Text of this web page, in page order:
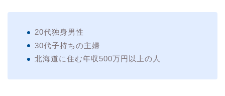
20代独身男性
30代子持ちの主婦
北海道に住む年収500万円以上の人